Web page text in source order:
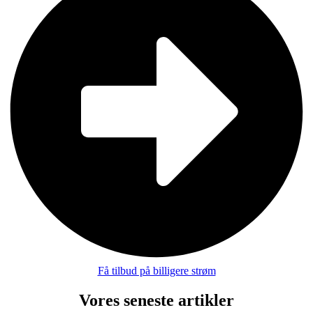
Få tilbud på billigere strøm
Vores seneste artikler